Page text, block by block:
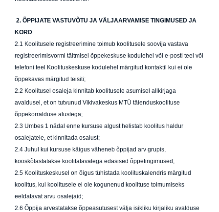
2. ÕPPIJATE VASTUVÕTU JA VÄLJAARVAMISE TINGIMUSED JA
KORD
2.1 Koolitusele registreerimine toimub koolitusele soovija vastava
registreerimisvormi täitmisel õppekeskuse kodulehel või e-posti teel või
telefoni teel Koolituskeskuse kodulehel märgitud kontaktil kui ei ole
õppekavas märgitud teisiti;
2.2 Koolitusel osaleja kinnitab koolitusele asumisel allkirjaga
avaldusel, et on tutvunud Vikivakeskus MTÜ täienduskoolituse
õppekorralduse alustega;
2.3 Umbes 1 nädal enne kursuse algust helistab koolitus haldur
osalejatele, et kinnitada osalust;
2.4 Juhul kui kursuse käigus väheneb õppijad arv grupis,
kooskõlastatakse koolitatavatega edasised õppetingimused;
2.5 Koolituskeskusel on õigus tühistada koolituskalendris märgitud
koolitus, kui koolitusele ei ole kogunenud koolituse toimumiseks
eeldatavat arvu osalejaid;
2.6 Õppija arvestatakse õppeasutusest välja isikliku kirjaliku avalduse